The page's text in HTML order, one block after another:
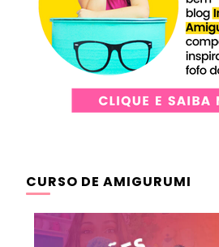
CURSO DE AMIGURUMI